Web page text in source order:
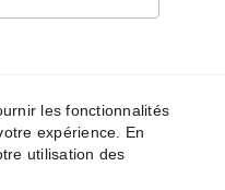
nous
les fonctionnalités
expérience. En
utilisation des